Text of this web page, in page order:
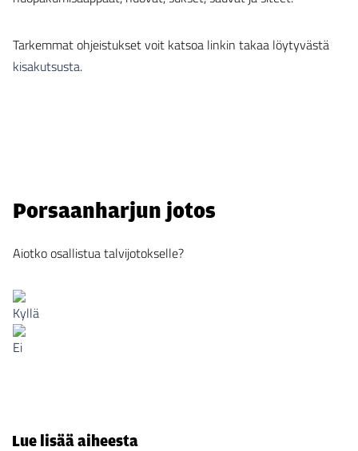
Tarkemmat ohjeistukset voit katsoa linkin takaa löytyvästä
kisakutsusta.
Porsaanharjun jotos
Aiotko osallistua talvijotokselle?
Kyllä
Ei
Lue lisää aiheesta